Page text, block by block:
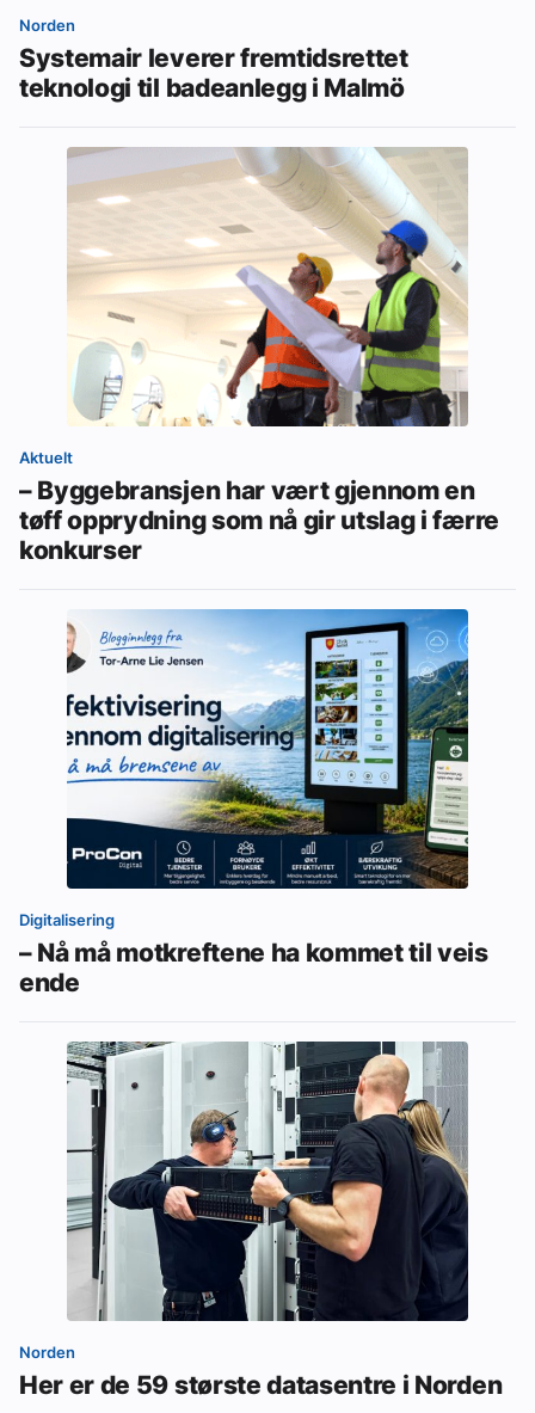
Norden
Systemair leverer fremtidsrettet
teknologi til badeanlegg i Malmö
Aktuelt
– Byggebransjen har vært gjennom en
tøff opprydning som nå gir utslag i færre
konkurser
Digitalisering
– Nå må motkreftene ha kommet til veis
ende
Norden
Her er de 59 største datasentre i Norden